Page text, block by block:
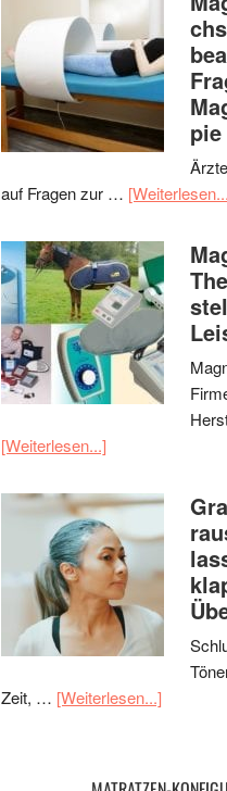
pie
auf Fragen zur …
[Weiterlesen...]
Zeit, … [Weiterlesen...]